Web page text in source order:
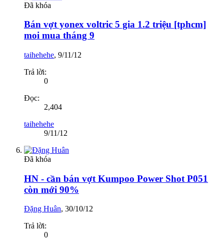
Đã khóa
Bán vợt yonex voltric 5 gia 1.2 triệu [tphcm]
moi mua tháng 9
taihehehe, 9/11/12
Trả lời:
0
Đọc:
2,404
taihehehe
9/11/12
Đã khóa
HN - cần bán vợt Kumpoo Power Shot P051
còn mới 90%
Đặng Huân, 30/10/12
Trả lời:
0